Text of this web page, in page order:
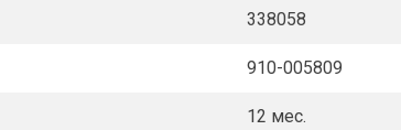
338058
910-005809
12 мес.